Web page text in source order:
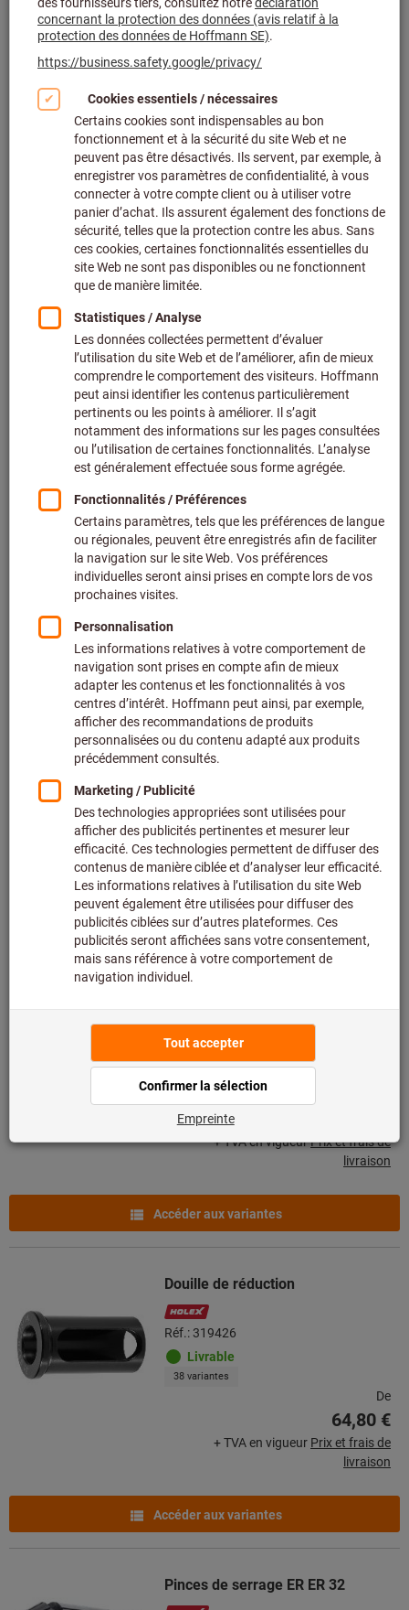
Cône HSK (ISO 12164-1) (1245)
Cône PSC (ISO 26623-1) (949)
Pinces de serrage (1443)
Rallonges cylindriques, adaptateurs et réducteurs
(380)
Outils de nettoyage (24)
Broches hautes vitesses (50)
Mandrins pour fraises-scies (31)
Pièces de rechange et accessoires pour porte-outils
(394)
Filtrer et trier
Plus de 3000 résultats trouvés
Produits
Conduits d'arrosage HSK
Réf.: 309880
Livrable
12,60 €
+ TVA en vigueur Prix et frais de
livraison
Accéder aux variantes
Pince de serrage ER ER 16
FAHRION®
Livrable
+ TVA en vigueurPrix et frais de
livraison
Accéder aux variantes
Douille de réduction
Réf.: 319426
Livrable
38 variantes
De
64,80 €
+ TVA en vigueur Prix et frais de
livraison
Accéder aux variantes
Pinces de serrage ER ER 32